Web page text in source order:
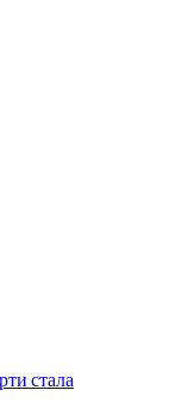
стала